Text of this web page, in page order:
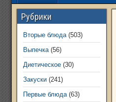
Рубрики
Вторые блюда(503)
Выпечка(56)
Диетическое (30)
Закуски (241)
Первые блюда(63)